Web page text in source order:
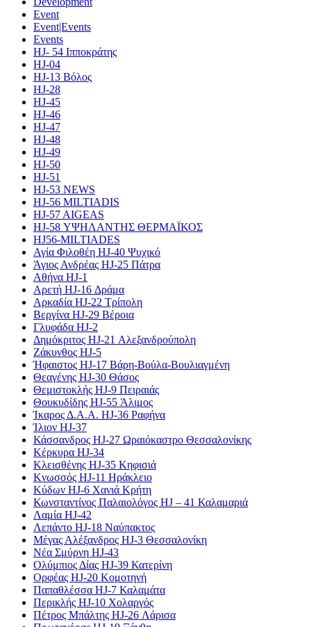
Event
Event|Events
Events
HJ- 54 Ιπποκράτης
HJ-04
HJ-13 Βόλος
HJ-28
HJ-45
HJ-46
HJ-47
HJ-48
HJ-49
HJ-50
HJ-51
HJ-53 NEWS
HJ-56 MILTIADIS
HJ-57 AIGEAS
HJ-58 ΥΨΗΛΑΝΤΗΣ ΘΕΡΜΑΪΚΟΣ
HJ56-MILTIADES
Αγία Φιλοθέη HJ-40 Ψυχικό
Άγιος Ανδρέας HJ-25 Πάτρα
Αθήνα HJ-1
Αρετή HJ-16 Δράμα
Αρκαδία HJ-22 Τρίπολη
Βεργίνα HJ-29 Βέροια
Γλυφάδα HJ-2
Δημόκριτος HJ-21 Αλεξανδρούπολη
Ζάκυνθος HJ-5
Ήφαιστος HJ-17 Βάρη-Βούλα-Βουλιαγμένη
Θεαγένης HJ-30 Θάσος
Θεμιστοκλής HJ-9 Πειραιάς
Θουκυδίδης HJ-55 Άλιμος
Ίκαρος Δ.Α.Α. HJ-36 Ραφήνα
Ίλιον HJ-37
Κάσσανδρος HJ-27 Ωραιόκαστρο Θεσσαλονίκης
Κέρκυρα HJ-34
Κλεισθένης HJ-35 Κηφισιά
Κνωσσός HJ-11 Ηράκλειο
Κύδων HJ-6 Χανιά Κρήτη
Κωνσταντίνος Παλαιολόγος HJ – 41 Καλαμαριά
Λαμία HJ-42
Λεπάντο HJ-18 Ναύπακτος
Μέγας Αλέξανδρος HJ-3 Θεσσαλονίκη
Νέα Σμύρνη HJ-43
Ολύμπιος Δίας HJ-39 Κατερίνη
Ορφέας HJ-20 Κομοτηνή
Παπαθλέσσα HJ-7 Καλαμάτα
Περικλής HJ-10 Χολαργός
Πέτρος Μπάλτης HJ-26 Λάρισα